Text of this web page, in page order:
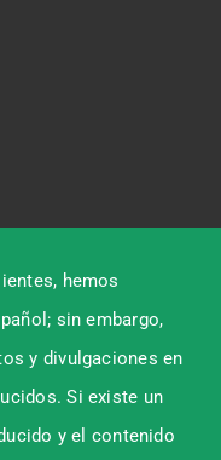
hemos
sin embargo,
y divulgaciones en
Si existe un
y el contenido